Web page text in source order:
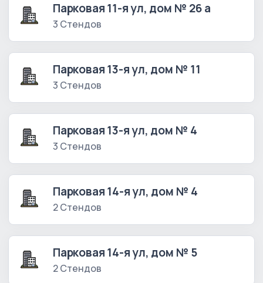
Парковая 11-я ул, дом № 26 а
3 Стендов
Парковая 13-я ул, дом № 11
3 Стендов
Парковая 13-я ул, дом № 4
3 Стендов
Парковая 14-я ул, дом № 4
2 Стендов
Парковая 14-я ул, дом № 5
2 Стендов